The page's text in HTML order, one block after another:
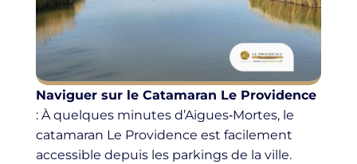
Naviguer sur le Catamaran Le Providence
: À quelques minutes d’Aigues‑Mortes, le
catamaran Le Providence est facilement
accessible depuis les parkings de la ville.